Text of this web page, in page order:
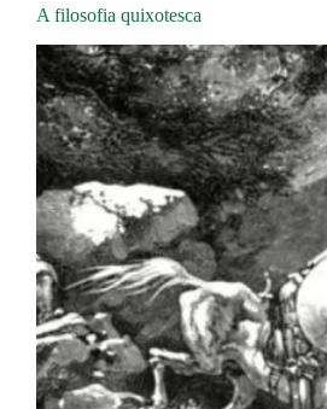
A filosofia quixotesca